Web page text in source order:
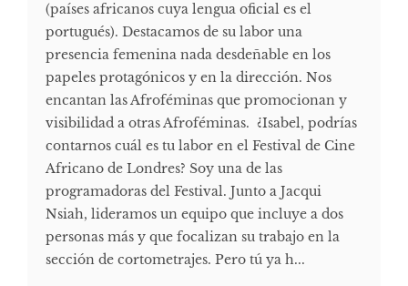
(países africanos cuya lengua oficial es el
portugués). Destacamos de su labor una
presencia femenina nada desdeñable en los
papeles protagónicos y en la dirección. Nos
encantan las Afroféminas que promocionan y
visibilidad a otras Afroféminas. ¿Isabel, podrías
contarnos cuál es tu labor en el Festival de Cine
Africano de Londres? Soy una de las
programadoras del Festival. Junto a Jacqui
Nsiah, lideramos un equipo que incluye a dos
personas más y que focalizan su trabajo en la
sección de cortometrajes. Pero tú ya h...